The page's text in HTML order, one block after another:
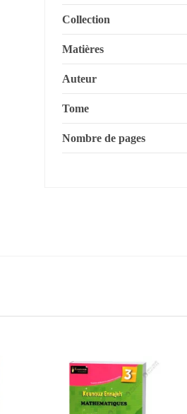
Collection
Matières
Auteur
Tome
Nombre de pages